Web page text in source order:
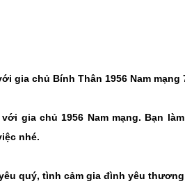
gia chủ Bính Thân 1956 Nam mạng
gia chủ 1956 Nam mạng. Bạn
nhé.
quý, tình cảm gia đình yêu